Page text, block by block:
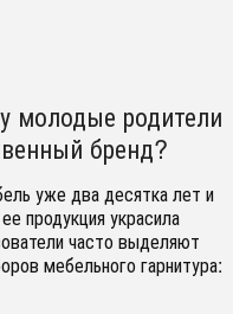
молодые родители
бренд?
уже два десятка лет и
продукция украсила
часто выделяют
мебельного гарнитура: